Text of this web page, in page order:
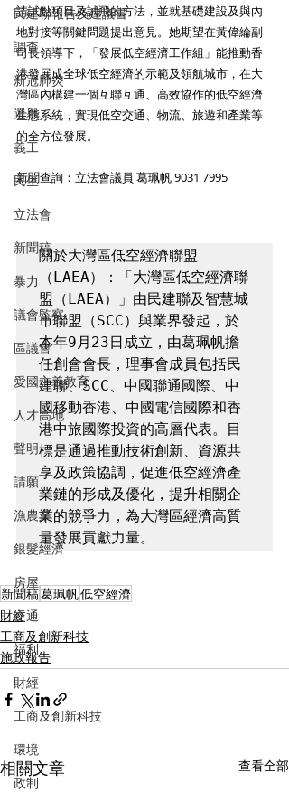
民建聯報告及建議書
調查
新冠肺炎
選舉
義工
民生
立法會
新聞稿
暴力
議會監察
區議會
愛國主義教育
人才高地
聲明
請願
漁農業
銀髮經濟
房屋
交通
福利
財經
工商及創新科技
環境
政制
請試點項目及試飛的方法，並就基礎建設及與內
地對接等關鍵問題提出意見。她期望在黃偉綸副
司長領導下，「發展低空經濟工作組」能推動香
港發展成全球低空經濟的示範及領航城市，在大
灣區內構建一個互聯互通、高效協作的低空經濟
生態系統，實現低空交通、物流、旅遊和產業等
的全方位發展。
新聞查詢：立法會議員 葛珮帆 9031 7995
關於大灣區低空經濟聯盟
（LAEA）：「大灣區低空經濟聯
盟（LAEA）」由民建聯及智慧城
市聯盟（SCC）與業界發起，於
本年9月23日成立，由葛珮帆擔
任創會會長，理事會成員包括民
建聯、SCC、中國聯通國際、中
國移動香港、中國電信國際和香
港中旅國際投資的高層代表。目
標是通過推動技術創新、資源共
享及政策協調，促進低空經濟產
業鏈的形成及優化，提升相關企
業的競爭力，為大灣區經濟高質
量發展貢獻力量。
新聞稿葛珮帆低空經濟
財經
工商及創新科技
施政報告
相關文章 查看全部